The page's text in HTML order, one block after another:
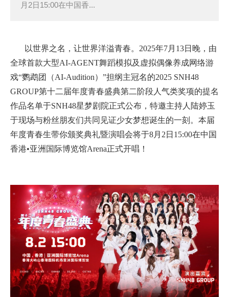
月2日15:00在中国香...
以世界之名，让世界洋溢青春。2025年7月13日晚，由
全球首款大型AI-AGENT舞蹈模拟及虚拟偶像养成网络游
戏“鹦鹉团（AI-Audition）”担纲主冠名的2025 SNH48
GROUP第十二届年度青春盛典第二阶段人气类奖项的提名
作品名单于SNH48星梦剧院正式公布，特邀主持人陆婷玉
于现场与粉丝朋友们共同见证少女梦想诞生的一刻。本届
年度青春生带你颁奖典礼暨演唱会将于8月2日15:00在中国
香港•亚洲国际博览馆Arena正式开唱！